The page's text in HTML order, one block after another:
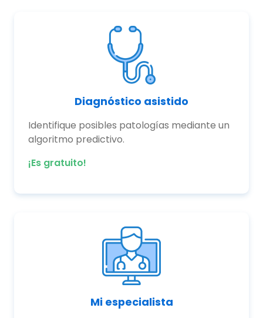
Diagnóstico asistido
Identifique posibles patologías mediante un
algoritmo predictivo.
¡Es gratuito!
Mi especialista